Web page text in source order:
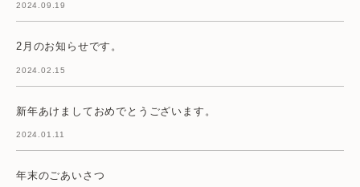
2024.09.19
2月のお知らせです。
2024.02.15
新年あけましておめでとうございます。
2024.01.11
年末のごあいさつ